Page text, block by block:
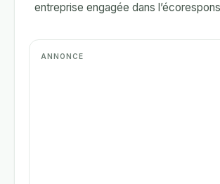
entreprise engagée dans